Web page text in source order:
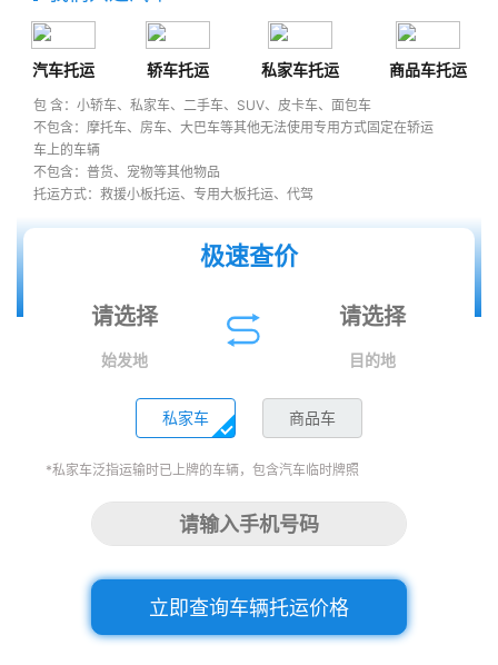
汽车托运 轿车托运 私家车托运 商品车托运
包 含：小轿车、私家车、二手车、SUV、皮卡车、面包车
不包含：摩托车、房车、大巴车等其他无法使用专用方式固定在轿运
车上的车辆
不包含：普货、宠物等其他物品
托运方式：救援小板托运、专用大板托运、代驾
极速查价
始发地 目的地
私家车 商品车
*私家车泛指运输时已上牌的车辆，包含汽车临时牌照
立即查询车辆托运价格